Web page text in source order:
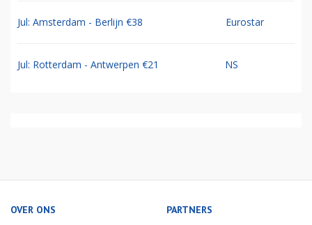
Jul: Amsterdam - Berlijn €38 Eurostar
Jul: Rotterdam - Antwerpen €21 NS
OVER ONS PARTNERS